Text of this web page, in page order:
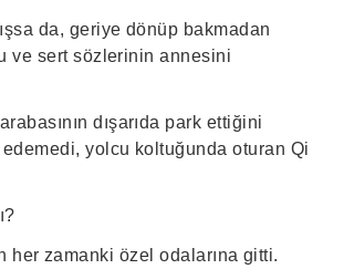
da, geriye dönüp bakmadan
ve sert sözlerinin annesini
dışarıda park ettiğini
yolcu koltuğunda oturan Qi
her zamanki özel odalarına gitti.